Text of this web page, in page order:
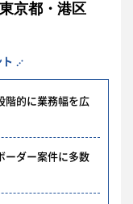
京都・港区
階的に業務幅を広
ーダー案件に多数